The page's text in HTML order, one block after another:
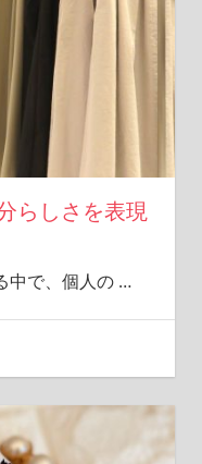
らしさを表現
中で、個人の …